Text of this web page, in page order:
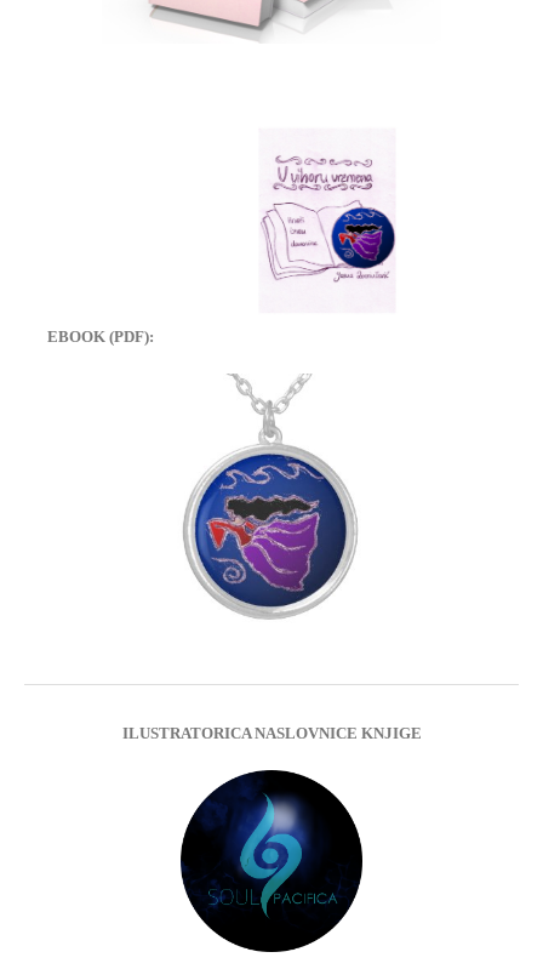
EBOOK (PDF):
ILUSTRATORICA NASLOVNICE KNJIGE